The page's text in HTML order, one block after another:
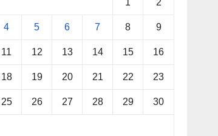
1 2
4 5 6 7 8 9
11 12 13 14 15 16
18 19 20 21 22 23
25 26 27 28 29 30